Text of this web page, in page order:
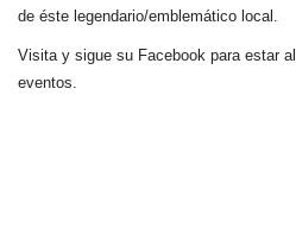
de éste legendario/emblemático local.
Visita y sigue su Facebook para estar
eventos.